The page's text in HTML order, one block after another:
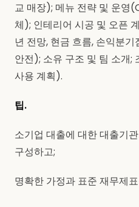
교 매장); 메뉴 전략 및 운영
체); 인테리어 시공 및 오픈
년 전망, 현금 흐름, 손익분
안전); 소유 구조 및 팀 소개;
사용 계획).
팁.
소기업 대출에 대한 대출기
구성하고;
명확한 가정과 표준 재무제